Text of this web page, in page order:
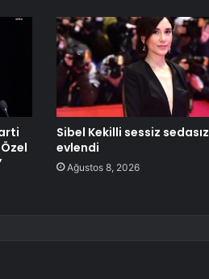
Sibel Kekilli sessiz sedasız
evlendi
Ağustos 8, 2026